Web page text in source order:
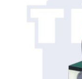
区-拉萨开发区-镇江-使用说明
氏硬度计北京-上海-浙江-广东
香港-天津北京时代仪器销售
京-镇江-扬州-南通-合肥-徐州-
肥-福州-南昌-济南-郑州-武汉-
西宁-售后维修银川-乌鲁木齐-
安-大连-宁波-厦门-南通-扬州-
区-温州开发区-宁波开发区-芜
山开发区-南昌开发区-北京时